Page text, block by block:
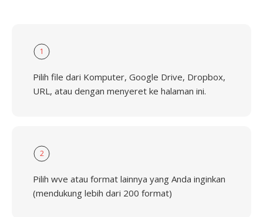
1
Pilih file dari Komputer, Google Drive, Dropbox,
URL, atau dengan menyeret ke halaman ini.
2
Pilih wve atau format lainnya yang Anda inginkan
(mendukung lebih dari 200 format)